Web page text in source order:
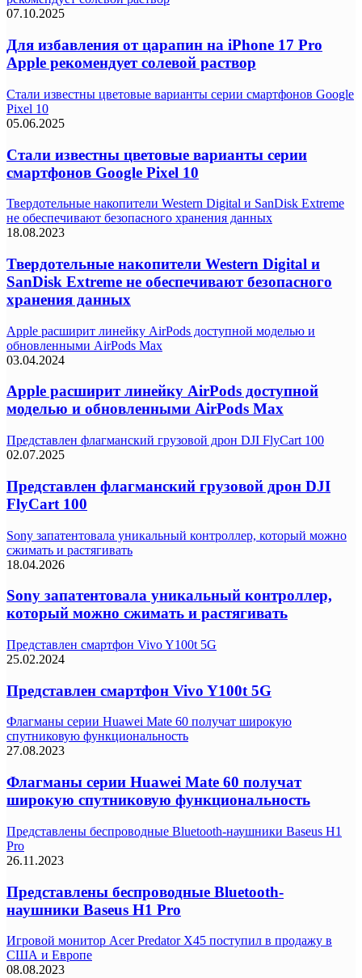
07.10.2025
Для избавления от царапин на iPhone 17 Pro
Apple рекомендует солевой раствор
Стали известны цветовые варианты серии смартфонов Google
Pixel 10
05.06.2025
Стали известны цветовые варианты серии
смартфонов Google Pixel 10
Твердотельные накопители Western Digital и SanDisk Extreme
не обеспечивают безопасного хранения данных
18.08.2023
Твердотельные накопители Western Digital и
SanDisk Extreme не обеспечивают безопасного
хранения данных
Apple расширит линейку AirPods доступной моделью и
обновленными AirPods Max
03.04.2024
Apple расширит линейку AirPods доступной
моделью и обновленными AirPods Max
Представлен флагманский грузовой дрон DJI FlyCart 100
02.07.2025
Представлен флагманский грузовой дрон DJI
FlyCart 100
Sony запатентовала уникальный контроллер, который можно
сжимать и растягивать
18.04.2026
Sony запатентовала уникальный контроллер,
который можно сжимать и растягивать
Представлен смартфон Vivo Y100t 5G
25.02.2024
Представлен смартфон Vivo Y100t 5G
Флагманы серии Huawei Mate 60 получат широкую
спутниковую функциональность
27.08.2023
Флагманы серии Huawei Mate 60 получат
широкую спутниковую функциональность
Представлены беспроводные Bluetooth-наушники Baseus H1
Pro
26.11.2023
Представлены беспроводные Bluetooth-
наушники Baseus H1 Pro
Игровой монитор Acer Predator X45 поступил в продажу в
США и Европе
08.08.2023